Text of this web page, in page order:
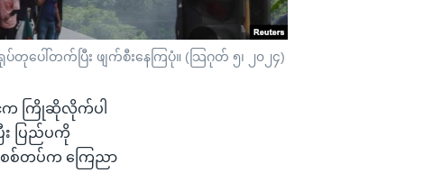
တုပေါ်တက်ပြီး ဖျက်စီးနေကြပုံ။ (သြဂုတ် ၅၊ ၂၀၂၄)
က ကြိုဆိုလိုက်ပါ
း ပြည်ပကို
စစ်တပ်က ကြေညာ